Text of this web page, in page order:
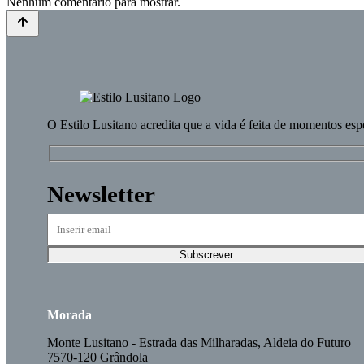
O Estilo Lusitano acredita que a vida é feita de momentos
Newsletter
Morada
Monte Lusitano - Estrada das Milharadas, Aldeia do Futuro
7570-120 Grândola